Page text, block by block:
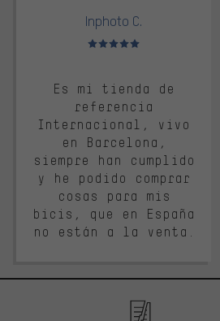
Inphoto C.
Valoración media: 5 de 5
Es mi tienda de
referencia
Internacional, vivo
en Barcelona,
siempre han cumplido
y he podido comprar
cosas para mis
bicis, que en España
no están a la venta.